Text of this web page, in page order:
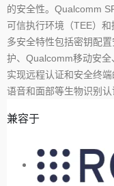
的安全性。Qualcomm
可信执行环境（TEE）
多安全特性包括密钥配
护、Qualcomm移动安
实现远程认证和安全终
语音和面部等生物识别认
兼容于